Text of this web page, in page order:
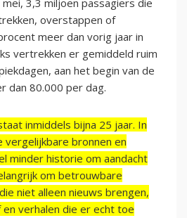
3,3 miljoen passagiers die
overstappen of
meer dan vorig jaar in
vertrekken er gemiddeld ruim
aan het begin van de
dan 80.000 per dag.
inmiddels bijna 25 jaar. In
vergelijkbare bronnen en
minder historie om aandacht
om betrouwbare
niet alleen nieuws brengen,
verhalen die er echt toe